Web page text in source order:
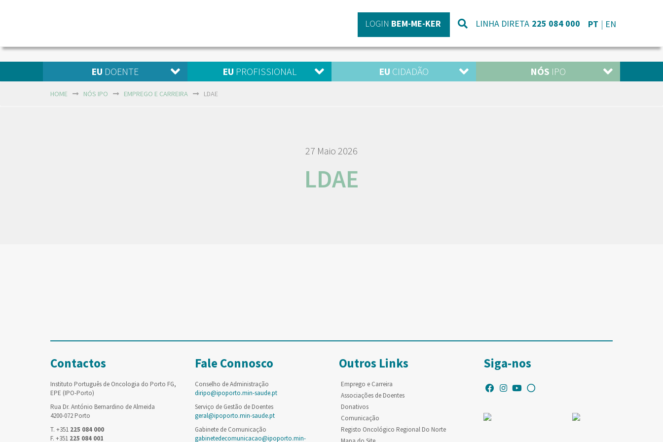
LOGIN BEM-ME-KER LINHA DIRETA 225 084 000 PT EN
EU DOENTE EU PROFISSIONAL EU CIDADÃO NÓS IPO
HOME NÓS IPO EMPREGO E CARREIRA LDAE
27 Maio 2026
LDAE
Contactos
Instituto Português de Oncologia do Porto FG,
EPE (IPO-Porto)
Rua Dr. António Bernardino de Almeida
4200-072 Porto
T. +351 225 084 000
F. +351 225 084 001
Fale Connosco
Conselho de Administração
diripo@ipoporto.min-saude.pt
Serviço de Gestão de Doentes
geral@ipoporto.min-saude.pt
Gabinete de Comunicação
gabinetedecomunicacao@ipoporto.min-
Outros Links
Emprego e Carreira
Associações de Doentes
Donativos
Comunicação
Registo Oncológico Regional Do Norte
Siga-nos